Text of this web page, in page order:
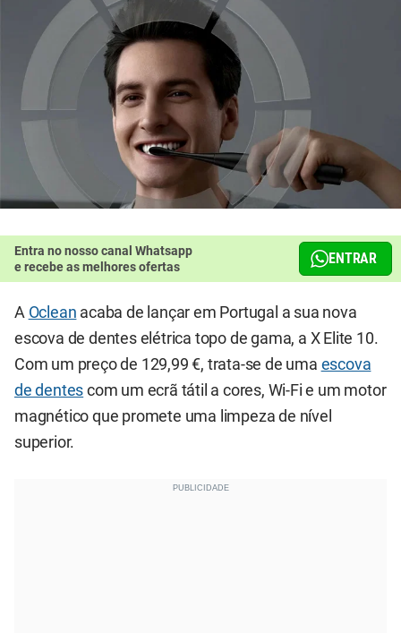
Entra no nosso canal Whatsapp
e recebe as melhores ofertas
ENTRAR
A Oclean acaba de lançar em Portugal a sua nova
escova de dentes elétrica topo de gama, a X Elite 10.
Com um preço de 129,99 €, trata-se de uma escova
de dentes com um ecrã tátil a cores, Wi-Fi e um motor
magnético que promete uma limpeza de nível
superior.